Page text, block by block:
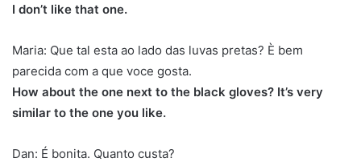
I don’t like that one.
Maria: Que tal esta ao lado das luvas pretas? È bem
parecida com a que voce gosta.
How about the one next to the black gloves? It’s very
similar to the one you like.
Dan: É bonita. Quanto custa?